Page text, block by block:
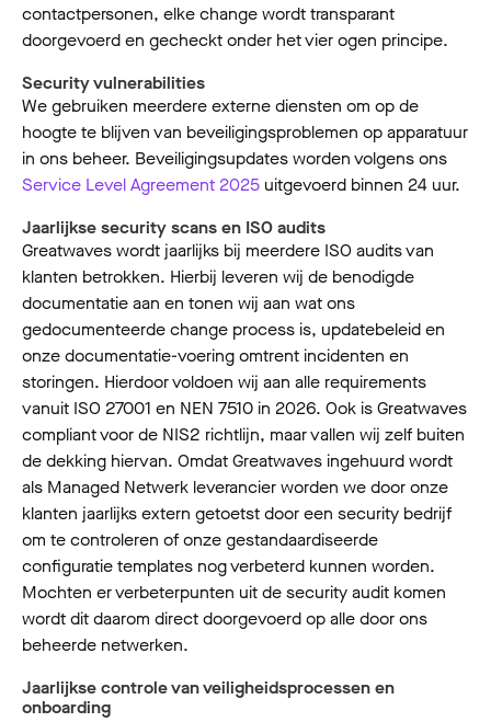
contactpersonen, elke change wordt transparant
doorgevoerd en gecheckt onder het vier ogen principe.
Security vulnerabilities
We gebruiken meerdere externe diensten om op de
hoogte te blijven van beveiligingsproblemen op apparatuur
in ons beheer. Beveiligingsupdates worden volgens ons
Service Level Agreement 2025 uitgevoerd binnen 24 uur.
Jaarlijkse security scans en ISO audits
Greatwaves wordt jaarlijks bij meerdere ISO audits van
klanten betrokken. Hierbij leveren wij de benodigde
documentatie aan en tonen wij aan wat ons
gedocumenteerde change process is, updatebeleid en
onze documentatie-voering omtrent incidenten en
storingen. Hierdoor voldoen wij aan alle requirements
vanuit ISO 27001 en NEN 7510 in 2026. Ook is Greatwaves
compliant voor de NIS2 richtlijn, maar vallen wij zelf buiten
de dekking hiervan. Omdat Greatwaves ingehuurd wordt
als Managed Netwerk leverancier worden we door onze
klanten jaarlijks extern getoetst door een security bedrijf
om te controleren of onze gestandaardiseerde
configuratie templates nog verbeterd kunnen worden.
Mochten er verbeterpunten uit de security audit komen
wordt dit daarom direct doorgevoerd op alle door ons
beheerde netwerken.
Jaarlijkse controle van veiligheidsprocessen en
onboarding